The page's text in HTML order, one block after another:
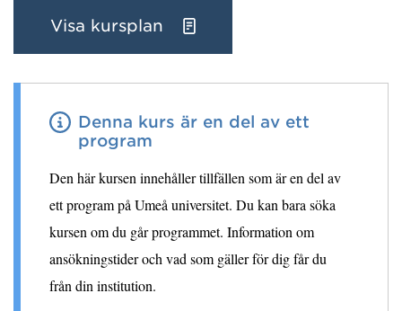
Visa kursplan
Denna kurs är en del av ett
program
Den här kursen innehåller tillfällen som är en del av
ett program på Umeå universitet. Du kan bara söka
kursen om du går programmet. Information om
ansökningstider och vad som gäller för dig får du
från din institution.